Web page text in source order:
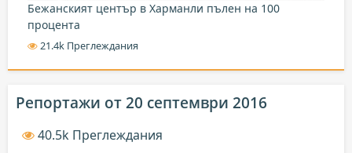
Бежанският център в Харманли пълен на 100
процента
21.4k Преглеждания
Репортажи от 20 септември 2016
40.5k Преглеждания